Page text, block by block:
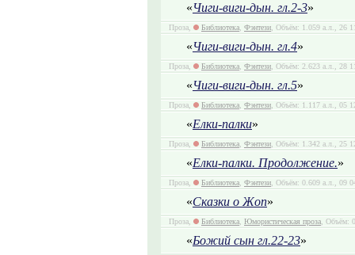
«Чиги-виги-дын. гл.2-3»
Проза, Библиотека, Фэнтези, Объём: 1.059 а.л., 26
«Чиги-виги-дын. гл.4»
Проза, Библиотека, Фэнтези, Объём: 2.623 а.л., 28
«Чиги-виги-дын. гл.5»
Проза, Библиотека, Фэнтези, Объём: 1.117 а.л., 05
«Елки-палки»
Проза, Библиотека, Фэнтези, Объём: 1.342 а.л., 25
«Елки-палки. Продолжение.»
Проза, Библиотека, Фэнтези, Объём: 0.609 а.л., 09
«Сказки о Жоп»
Проза, Библиотека, Юмористическая проза, Объём:
«Божий сын гл.22-23»